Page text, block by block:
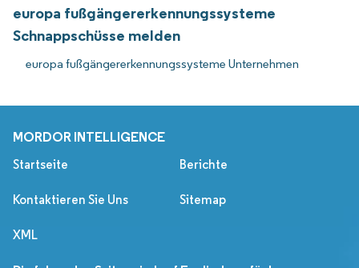
europa fußgängererkennungssysteme
Schnappschüsse melden
europa fußgängererkennungssysteme Unternehmen
MORDOR INTELLIGENCE
Startseite Berichte
Kontaktieren Sie Uns Sitemap
XML